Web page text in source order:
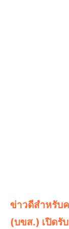
ข่าวดีสำหรับ
(บขส.) เปิดรั